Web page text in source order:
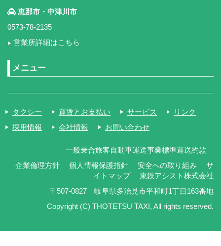
恵那市・中津川市
0573-78-2135
営業所詳細はこちら
メニュー
タクシー 運賃とお支払い サービス
リンク
採用情報
会社情報 お問い合わせ
一般乗合旅客自動車運送事業標準運送約款
企業倫理方針
個人情報保護指針 安全への取り組み
サ
イトマップ
東鉄アシスト株式会社
〒507-0827 岐阜県多治見市平和町1丁目163番地
Copyright (C) THOTETSU TAXI, All rights reserved.